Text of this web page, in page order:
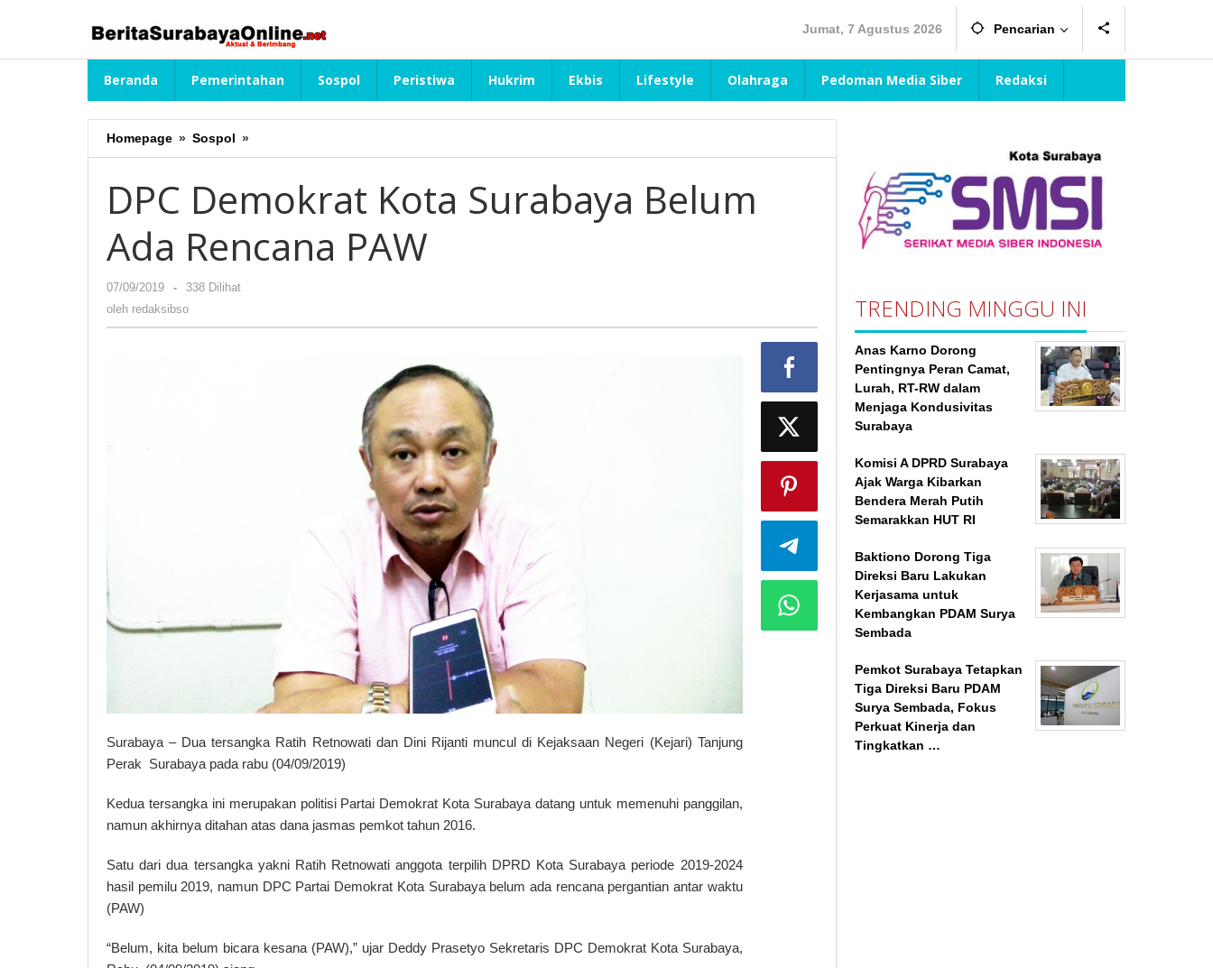
Jumat, 7 Agustus 2026 Pencarian
Beranda Pemerintahan Sospol Peristiwa Hukrim Ekbis Lifestyle Olahraga Pedoman Media Siber Redaksi
Homepage » Sospol »
Demokrat
Surabaya
Belum
Rencana
DPC Demokrat Kota Surabaya Belum
Ada Rencana PAW
07/09/2019
oleh
redaksibso
-
338 Dilihat
oleh redaksibso
Surabaya – Dua tersangka Ratih Retnowati dan Dini Rijanti muncul di Kejaksaan Negeri (Kejari) Tanjung
Perak Surabaya pada rabu (04/09/2019)
Kedua tersangka ini merupakan politisi Partai Demokrat Kota Surabaya datang untuk memenuhi panggilan,
namun akhirnya ditahan atas dana jasmas pemkot tahun 2016.
Satu dari dua tersangka yakni Ratih Retnowati anggota terpilih DPRD Kota Surabaya periode 2019-2024
hasil pemilu 2019, namun DPC Partai Demokrat Kota Surabaya belum ada rencana pergantian antar waktu
(PAW)
“Belum, kita belum bicara kesana (PAW),” ujar Deddy Prasetyo Sekretaris DPC Demokrat Kota Surabaya,
TRENDING MINGGU INI
Anas Karno Dorong
Pentingnya Peran Camat,
Lurah, RT-RW dalam
Menjaga Kondusivitas
Surabaya
Komisi A DPRD Surabaya
Ajak Warga Kibarkan
Bendera Merah Putih
Semarakkan HUT RI
Baktiono Dorong Tiga
Direksi Baru Lakukan
Kerjasama untuk
Kembangkan PDAM Surya
Sembada
Pemkot Surabaya Tetapkan
Tiga Direksi Baru PDAM
Surya Sembada, Fokus
Perkuat Kinerja dan
Tingkatkan …